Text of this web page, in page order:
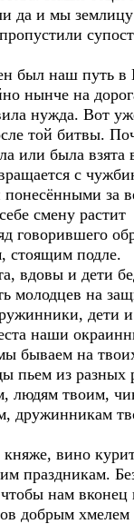
да и мы
был наш путь
нынче на
нужда. Вот
той битвы.
или была взята
с
понесёнными за
смену растит
говорившего
стоящим подле.
вдовы и дети
молодцев на
дети
наши
бываем на
пьем из разных
людям твоим,
дружинникам
вино
праздникам.
нам вконец
добрым хмелем